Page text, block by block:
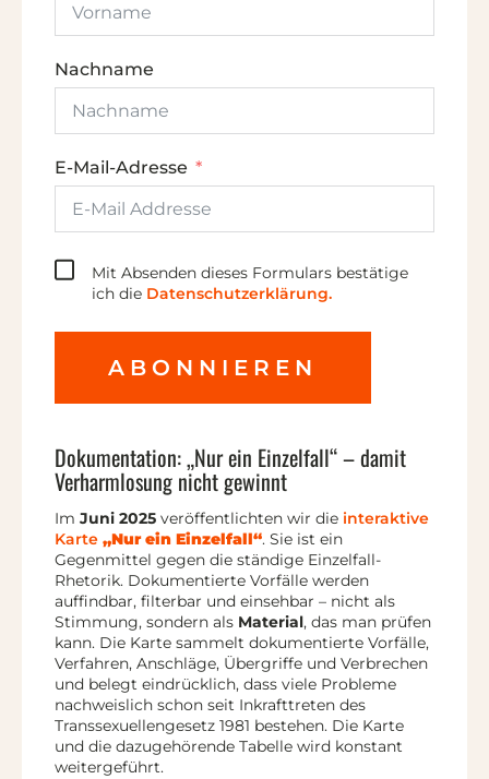
Nachname
E-Mail-Adresse
Mit Absenden dieses Formulars bestätige
ich die Datenschutzerklärung.
ABONNIEREN
Dokumentation: „Nur ein Einzelfall“ – damit
Verharmlosung nicht gewinnt
Im Juni 2025 veröffentlichten wir die interaktive
Karte „Nur ein Einzelfall“. Sie ist ein
Gegenmittel gegen die ständige Einzelfall-
Rhetorik. Dokumentierte Vorfälle werden
auffindbar, filterbar und einsehbar – nicht als
Stimmung, sondern als Material, das man prüfen
kann. Die Karte sammelt dokumentierte Vorfälle,
Verfahren, Anschläge, Übergriffe und Verbrechen
und belegt eindrücklich, dass viele Probleme
nachweislich schon seit Inkrafttreten des
Transsexuellengesetz 1981 bestehen. Die Karte
und die dazugehörende Tabelle wird konstant
weitergeführt.